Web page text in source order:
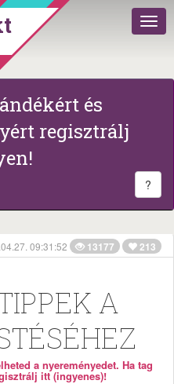
és
regisztrálj
?
09:31:52 13177 213
A
a nyereményedet. Ha tag
itt (ingyenes)!